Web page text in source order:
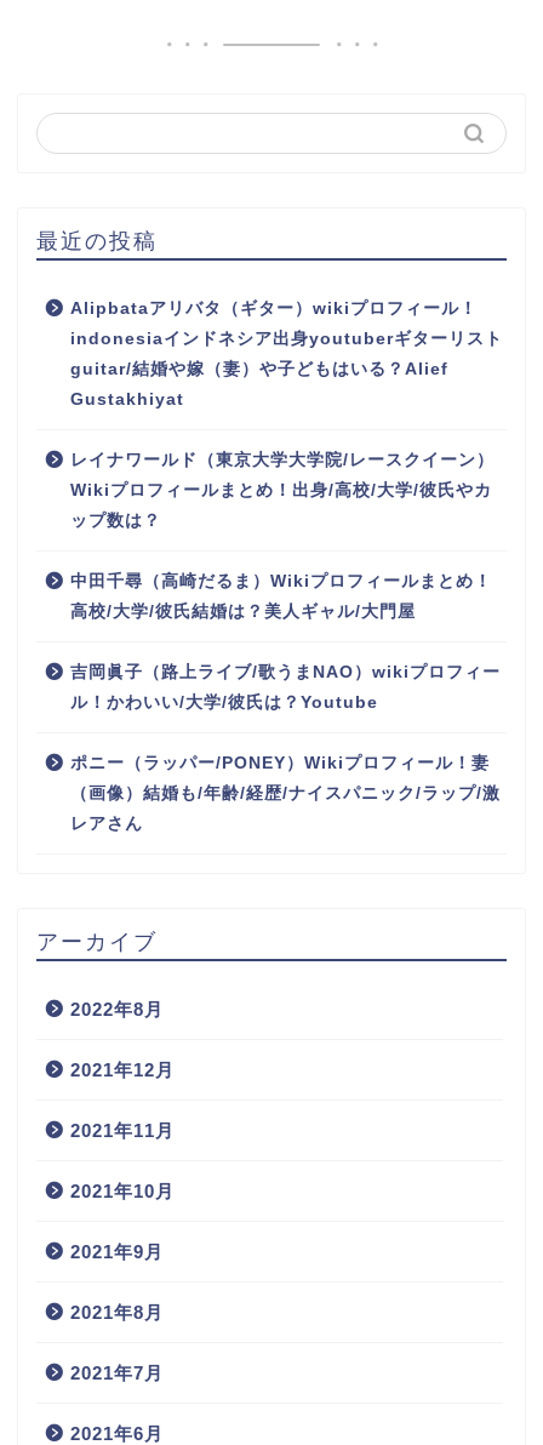
最近の投稿
Alipbataアリバタ（ギター）wikiプロフィール！
indonesiaインドネシア出身youtuberギターリスト
guitar/結婚や嫁（妻）や子どもはいる？Alief
Gustakhiyat
レイナワールド（東京大学大学院/レースクイーン）
Wikiプロフィールまとめ！出身/高校/大学/彼氏やカ
ップ数は？
中田千尋（高崎だるま）Wikiプロフィールまとめ！
高校/大学/彼氏結婚は？美人ギャル/大門屋
吉岡眞子（路上ライブ/歌うまNAO）wikiプロフィー
ル！かわいい/大学/彼氏は？Youtube
ポニー（ラッパー/PONEY）Wikiプロフィール！妻
（画像）結婚も/年齢/経歴/ナイスパニック/ラップ/激
レアさん
アーカイブ
2022年8月
2021年12月
2021年11月
2021年10月
2021年9月
2021年8月
2021年7月
2021年6月